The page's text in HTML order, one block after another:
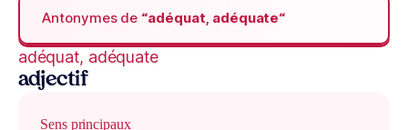
Antonymes de “adéquat, adéquate“
adéquat, adéquate
adjectif
Sens principaux